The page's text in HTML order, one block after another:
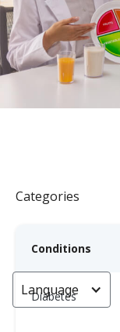
Categories
Conditions
Diabetes
Language